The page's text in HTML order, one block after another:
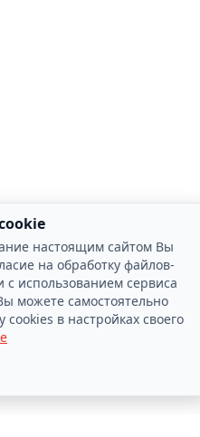
настоящим сайтом Вы
на обработку файлов-
с использованием сервиса
можете самостоятельно
cookies в настройках своего